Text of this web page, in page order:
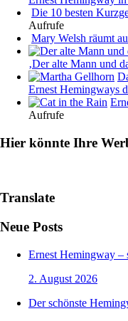
Die 10 besten
Aufrufe
Mary Welsh räumt
‚Der alte Mann und
Ernest Hemingways
Aufrufe
Hier könnte Ihre
Translate
Neue Posts
Ernest Hemingway –
2. August 2026
Der schönste